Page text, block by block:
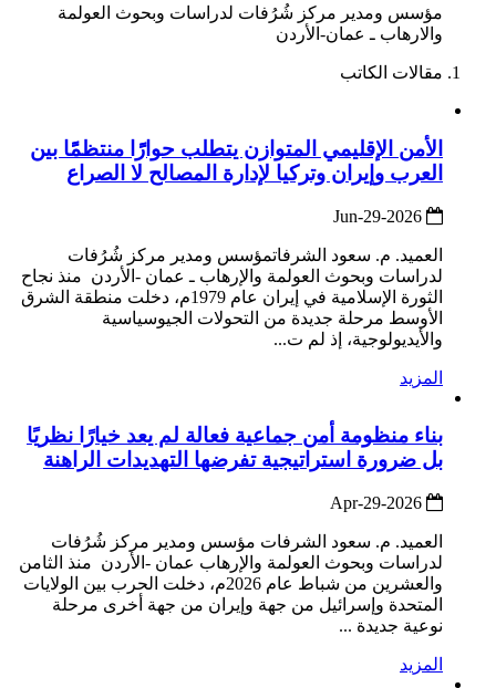
مؤسس ومدير مركز شُرُفات لدراسات وبحوث العولمة
والارهاب ـ عمان-الأردن
مقالات الكاتب
الأمن الإقليمي المتوازن يتطلب حوارًًا منتظمًًا بين
العرب وإيران وتركيا لإدارة المصالح لا الصراع
العميد. م. سعود الشرفاتمؤسس ومدير مركز شُرُفات
لدراسات وبحوث العولمة والإرهاب ـ عمان -الأردن منذ نجاح
الثورة الإسلامية في إيران عام 1979م، دخلت منطقة الشرق
الأوسط مرحلة جديدة من التحولات الجيوسياسية
والأيديولوجية، إذ لم ت...
المزيد
بناء منظومة أمن جماعية فعالة لم يعد خيارًا نظريًا
بل ضرورة استراتيجية تفرضها التهديدات الراهنة
العميد. م. سعود الشرفات مؤسس ومدير مركز شُرُفات
لدراسات وبحوث العولمة والإرهاب عمان -الأردن منذ الثامن
والعشرين من شباط عام 2026م، دخلت الحرب بين الولايات
المتحدة وإسرائيل من جهة وإيران من جهة أخرى مرحلة
نوعية جديدة ...
المزيد